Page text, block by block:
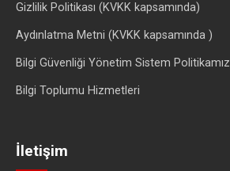
Gizlilik Politikası (KVKK kapsamında)
Aydınlatma Metni (KVKK kapsamında )
Bilgi Güvenliği Yönetim Sistem Politikamız
Bilgi Toplumu Hizmetleri
İletişim